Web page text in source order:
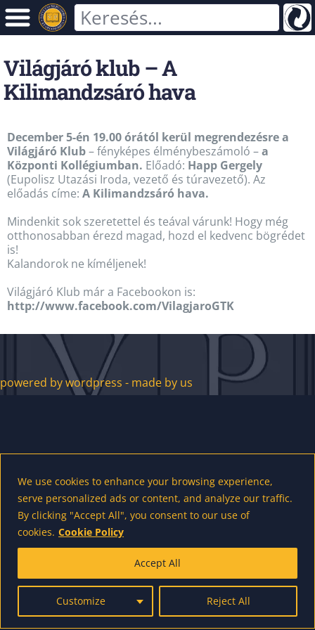
We use cookies to enhance your browsing experience,
serve personalized ads or content, and analyze our traffic.
By clicking "Accept All", you consent to our use of
cookies. Cookie Policy
Customize Reject All
Accept All
Világjáró klub – A
Kilimandzsáró hava
December 5-én 19.00 órától kerül megrendezésre a
Világjáró Klub– fényképes élménybeszámoló –a
Központi Kollégiumban. Előadó: Happ Gergely
(Eupolisz Utazási Iroda, vezető és túravezető). Az
előadás címe: A Kilimandzsáró hava.
Mindenkit sok szeretettel és teával várunk! Hogy még
otthonosabban érezd magad, hozd el kedvenc bögrédet
is!
Kalandorok ne kíméljenek!
Világjáró Klub már a Facebookon is:
http://www.facebook.com/VilagjaroGTK
powered by wordpress - made by us